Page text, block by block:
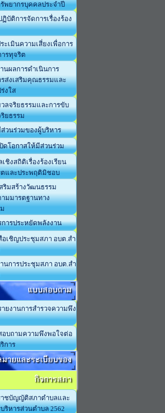
พยากรบุคคลประจำปี
บัติการจัดการเรื่องร้อง
ะเมินความเสี่ยงเพื่อการ
รทุจริต
นผลการดำเนินการ
ส่งเสริมคุณธรรมและ
งใส
ลจริยธรรมและการขับ
ยธรรม
วนร่วมของผู้บริหาร
ดโอกาสให้มีส่วนร่วม
ชิงสถิติเรื่องร้องเรียน
ตและประพฤติมิชอบ
ริมสร้างวัฒนธรรม
มมารตฐานทาง
ารประหยัดพลังงาน
อเชิญประชุมสภา อบต.สำ
นการประชุมสภา อบต.สำ
แบบสอบถาม
ยงานการสำรวจความพึง
อบถามความพึงพอใจต่อ
การ
ายและระเบียบของ
กิจการสภา
าชบัญญัติสภาตำบลและ
ริหารส่วนตำบล 2562